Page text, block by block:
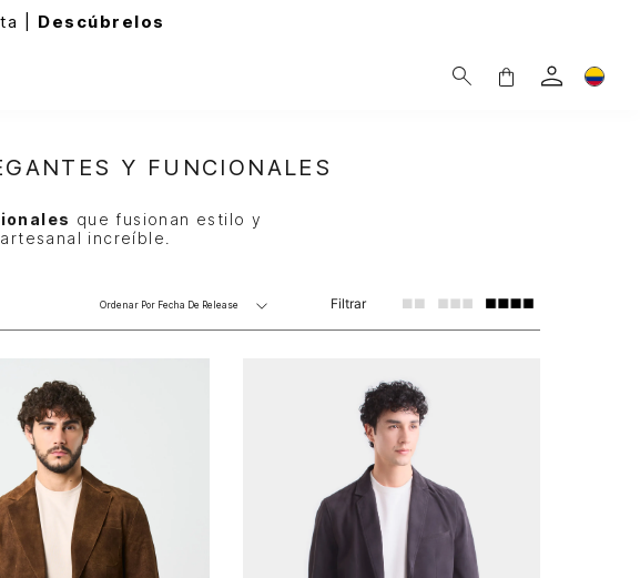
| Descúbrelos
Y FUNCIONALES
que fusionan estilo y
increíble.
Ordenar Por Fecha De Release Filtrar